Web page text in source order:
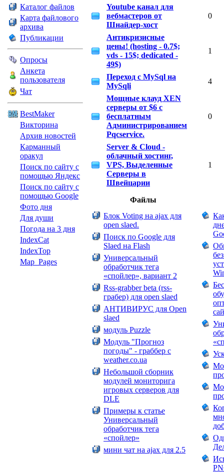
Каталог файлов
Карта файлового
архива
Публикации
Опросы
Анкета
пользователя
Чат
BestMaker
Викторина
Архив новостей
Карманный
оракул
Поиск по сайту с
помощью Яндекс
Поиск по сайту с
помощью Google
Фото дня
Для души
Погода на 3 дня
IndexCat
IndexTop
Map_Pages
Youtube канал для
вебмастеров от
Шнайдер-хост
0
Антикризисные
цены! (hosting - 0.7$;
vds - 15$; dedicated -
49$)
1
Переход с MySql на
MySqli
4
Мощные клауд XEN
серверы от $6 с
бесплатным
Администрированием
Pqcservice.
0
Server & Cloud -
облачный хостинг,
VPS, Выделенные
Серверы в
Швейцарии
1
Файлы
Блок Voting на ajax для
open slaed.
Поиск по Google для
Slaed на Flash
Универсальный
обработчик тега
«спойлер», вариант 2
Rss-grabber beta (rss-
грабер) для open slaed
АНТИВИРУС для Open
slaed
модуль Puzzle
Модуль "Прогноз
погоды" - граббер с
weather.co.ua
Небольшой сборник
модулей мониторига
игровых серверов для
DLE
Примеры к статье
Универсальный
обработчик тега
«спойлер»
мини чат на ajax для 2.5